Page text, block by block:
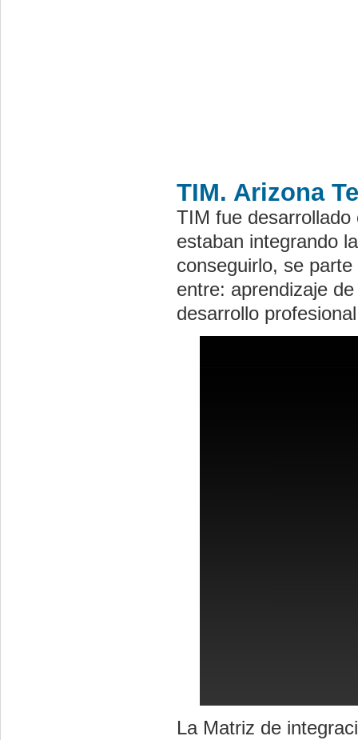
TIM. Arizona
TIM fue desarrollado
estaban integrando
conseguirlo, se
entre: aprendizaje
desarrollo
La Matriz de